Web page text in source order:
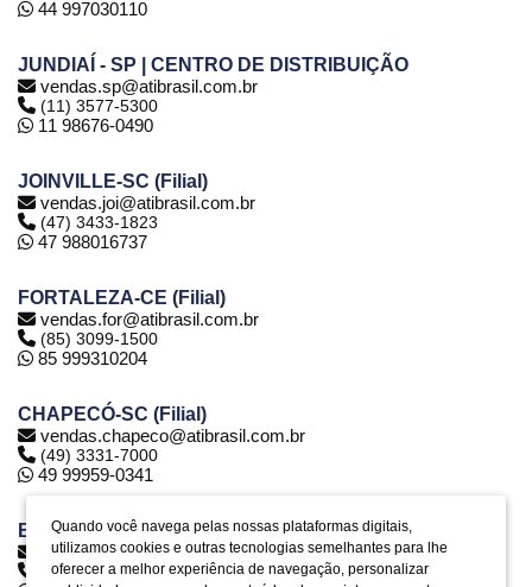
Quando você navega pelas nossas plataformas digitais,
utilizamos cookies e outras tecnologias semelhantes para lhe
oferecer a melhor experiência de navegação, personalizar
44 997030110
JUNDIAÍ - SP | CENTRO DE DISTRIBUIÇÃO
vendas.sp@atibrasil.com.br
(11) 3577-5300
11 98676-0490
JOINVILLE-SC (Filial)
vendas.joi@atibrasil.com.br
(47) 3433-1823
47 988016737
FORTALEZA-CE (Filial)
vendas.for@atibrasil.com.br
(85) 3099-1500
85 999310204
CHAPECÓ-SC (Filial)
vendas.chapeco@atibrasil.com.br
(49) 3331-7000
49 99959-0341
BELO HORIZONTE-MG (Filial)
vendas.bh@atibrasil.com.br
(31) 2516-6974